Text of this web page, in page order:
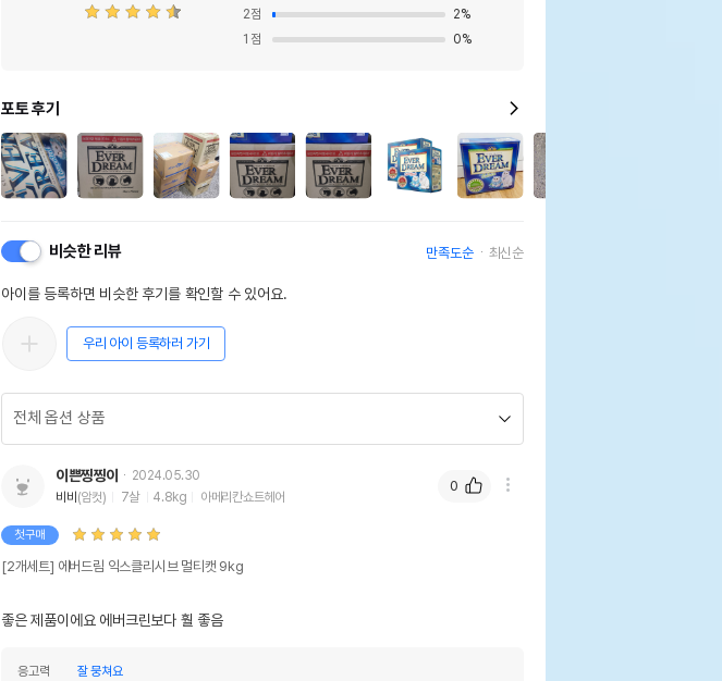
2점 2%
1 점 0%
포토 후기
비슷한 리뷰 만족도순 최신순
아이를 등록하면 비슷한 후기를 확인할 수 있어요.
우리 아이 등록하러 가기
이쁜찡찡이
2024.05.30
비비(암컷) 7살 4.8kg 아메리칸쇼트헤어
첫구매
[2개세트] 에버드림 익스클리시브 멀티캣 9kg
좋은 제품이에요 에버크린보다 훨 좋음
응고력
잘 뭉쳐요
0